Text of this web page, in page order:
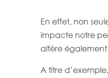
En effet, non
impacte notre
altère également
A titre